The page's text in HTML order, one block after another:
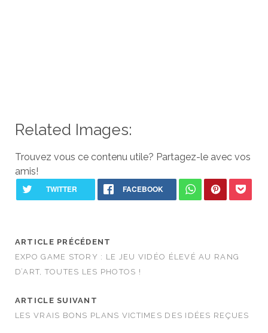
Related Images:
Trouvez vous ce contenu utile? Partagez-le avec vos
amis!
ARTICLE PRÉCÉDENT
EXPO GAME STORY : LE JEU VIDÉO ÉLEVÉ AU RANG
D’ART, TOUTES LES PHOTOS !
ARTICLE SUIVANT
LES VRAIS BONS PLANS VICTIMES DES IDÉES REÇUES